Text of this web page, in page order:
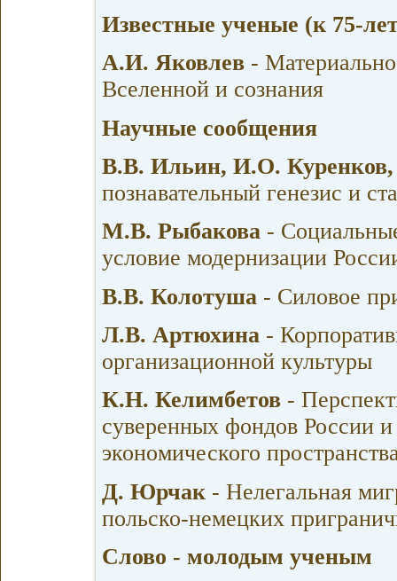
Известные ученые (к 75-
А.И. Яковлев -
Вселенной и сознания
Научные сообщения
В.В. Ильин, И.О.
познавательный генезис и
М.В. Рыбакова -
условие модернизации
В.В. Колотуша - Силовое
Л.В. Артюхина -
организационной культуры
К.Н. Келимбетов -
суверенных фондов России
экономического
Д. Юрчак - Нелегальная
польско-немецких
Слово - молодым ученым